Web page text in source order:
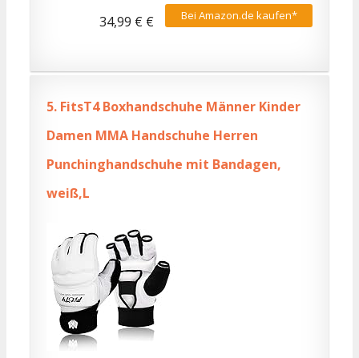
Bei Amazon.de kaufen*
34,99 € €
5. FitsT4 Boxhandschuhe Männer Kinder
Damen MMA Handschuhe Herren
Punchinghandschuhe mit Bandagen,
weiß,L